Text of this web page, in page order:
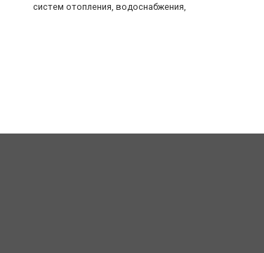
систем отопления, водоснабжения,